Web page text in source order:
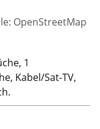
OpenStreetMap
1
Kabel/Sat-TV,